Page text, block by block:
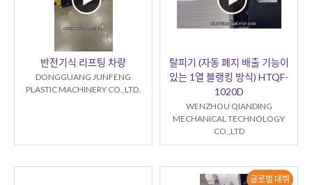
반전기식 리프팅 차량
DONGGUANG JUNFENG
PLASTIC MACHINERY CO.,LTD.
탈피기 (자동 폐지 배출 기능이
있는 1열 블랭킹 방식) HTQF-
1020D
WENZHOU QIANDING
MECHANICAL TECHNOLOGY
CO.,LTD
글로벌 데뷔